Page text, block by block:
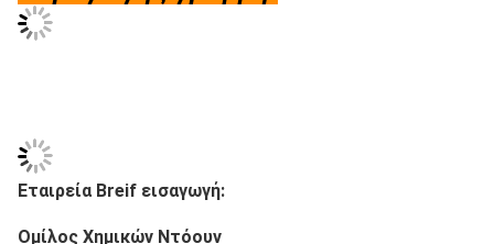
Εταιρεία Breif εισαγωγή: